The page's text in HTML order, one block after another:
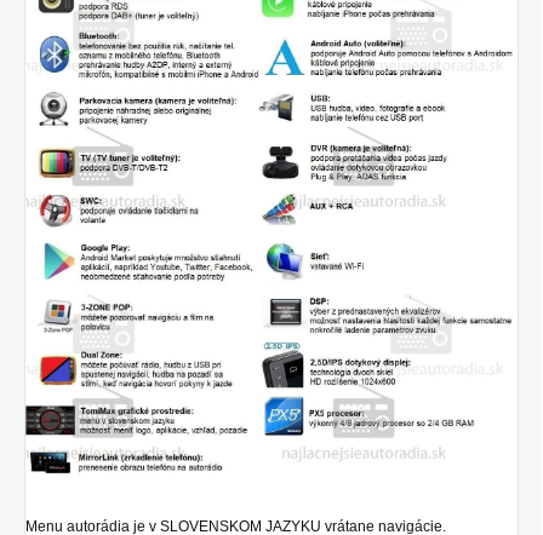
Menu autorádia je v SLOVENSKOM JAZYKU vrátane navigácie.